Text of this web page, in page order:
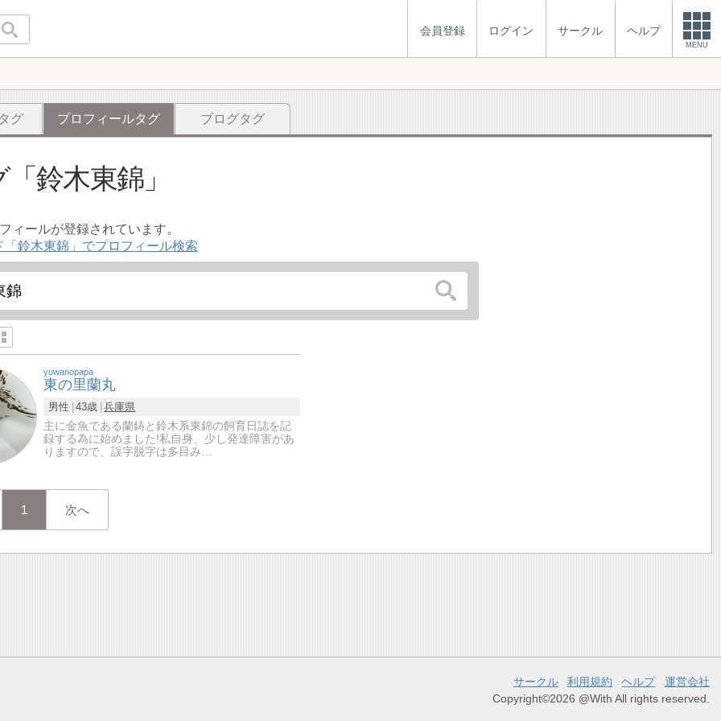
会員登録 ログイン サークル ヘルプ
MENU
グ プロフィールタグ ブログタグ
鈴木東錦
ィールが登録されています。
「鈴木東錦」でプロフィール検索
yuwanopapa
東の里蘭丸
男性 43歳 兵庫県
主に金魚である蘭鋳と鈴木系東錦の飼育日誌を記
録する為に始めました!私自身、少し発達障害があ
りますので、誤字脱字は多目み…
1 次へ
サークル 利用規約 ヘルプ
運営会社
Copyright©2026 @With All rights reserved.